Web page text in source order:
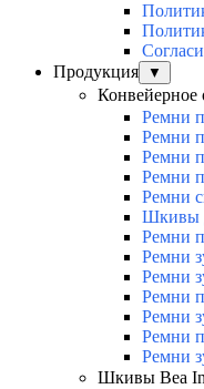
Продукция
▼
Конвейерное
Ремни
Ремни
Ремни
Ремни
Ремни
Шкивы
Ремни
Ремни
Ремни
Ремни
Ремни
Ремни
Ремни
Шкивы Bea